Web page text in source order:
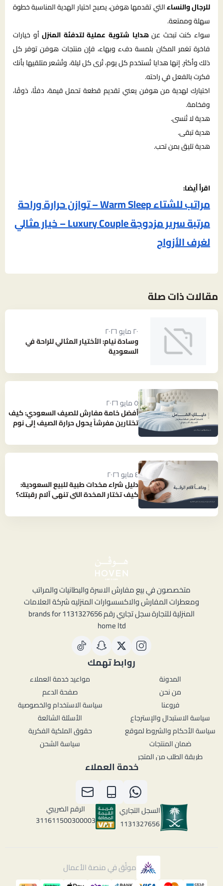
للرجال والنساءالتي تقدمها هوفن، يصبح اختيار الهدية المناسبة خطوة
سهلة وممتعة.
سواء كنت تبحث عنهدايا شتوية عملية لتدفئة المنزلأو خيارات
فاخرة تغمر المكان بلمسة دفء وبهاء، فإن منتجات هوفن توفر كل
ذلك وأكثر. إنها هدايا تُستخدم كل يوم، تُرى كل ليلة، وتُشعر متلقيها بأنك
فكرت بالفعل في راحته.
اختيارك لهدية من هوفن يعني تقديم قطعة تحمل قيمة، دفئًا، ذوقًا،
وفخامة.
هدية لا تُنسى.
هدية تبقى.
هدية تليق بمن تحب.
اقرأ أيضا:
مراتب للشتاء Warm Sleep – توازن حرارة وراحة
مرتبة سرير مزدوجة Luxury Couple – خيار مثالي
لغرف الأزواج
مقالات ذات صلة
٢٠ مايو ٢٠٢٦
وسادة نيام: الأختيار المثالي للراحة في
السعودية
٥ مايو ٢٠٢٦
أفضل خامة مفارش للصيف السعودي: كيف
تختارين مفرشاً يحول حرارة الصيف إلى نوم
٤ مايو ٢٠٢٦
دليل شراء مخدات طبية للبيع السعودية:
كيف تختار المخدة التي تنهي آلام رقبتك؟
متخصصون في بيع مفارش الاسرة والبطانيات والمراتب
ومعطرات المفارش والاكسسوارات المنزليه شركة العلامات
المنزلية للتجارة سجل تجاري رقم 1131327656 brands for
home ltd
روابط تهمك
المدونة
من نحن
فروعنا
سياسة الاستبدال والإسترجاع
سياسة الأحكام والشروط لموقع
ضمان المنتجات
طريقة الطلب من المتجر
مواعيد خدمة العملاء
صفحة الدعم
سياسة الاستخدام والخصوصية
الأسئلة الشائعة
حقوق الملكية الفكرية
سياسة الشحن
خدمة العملاء
السجل التجاري
1131327656
الرقم الضريبي
311611500300003
موثّق في منصة الأعمال